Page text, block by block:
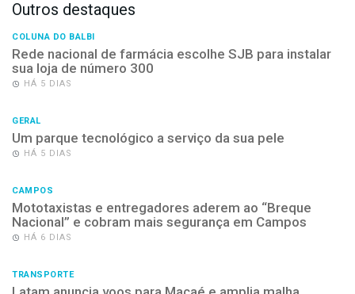
Outros destaques
COLUNA DO BALBI
Rede nacional de farmácia escolhe SJB para instalar
sua loja de número 300
HÁ 5 DIAS
GERAL
Um parque tecnológico a serviço da sua pele
HÁ 5 DIAS
CAMPOS
Mototaxistas e entregadores aderem ao “Breque
Nacional” e cobram mais segurança em Campos
HÁ 6 DIAS
TRANSPORTE